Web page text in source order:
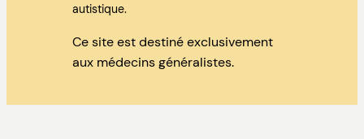
autistique.
Ce site est destiné exclusivement
aux médecins généralistes.